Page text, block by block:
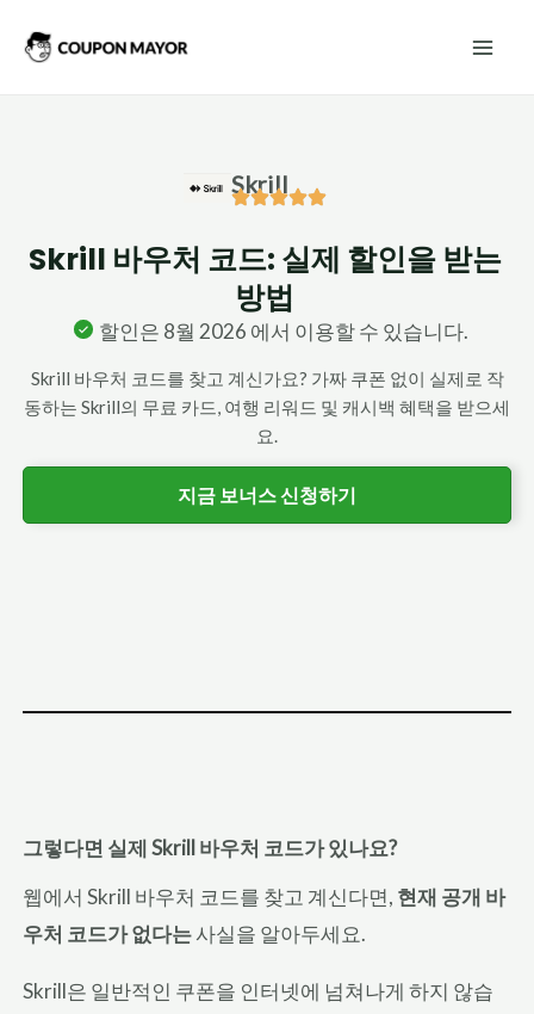
Skrill
Skrill 바우처 코드: 실제 할인을 받는
방법
할인은 8월 2026 에서 이용할 수 있습니다.
Skrill 바우처 코드를 찾고 계신가요? 가짜 쿠폰 없이 실제로 작
동하는 Skrill의 무료 카드, 여행 리워드 및 캐시백 혜택을 받으세
요.
지금 보너스 신청하기
그렇다면 실제 Skrill 바우처 코드가 있나요?
웹에서 Skrill 바우처 코드를 찾고 계신다면, 현재 공개 바
우처 코드가 없다는사실을 알아두세요.
Skrill은 일반적인 쿠폰을 인터넷에 넘쳐나게 하지 않습